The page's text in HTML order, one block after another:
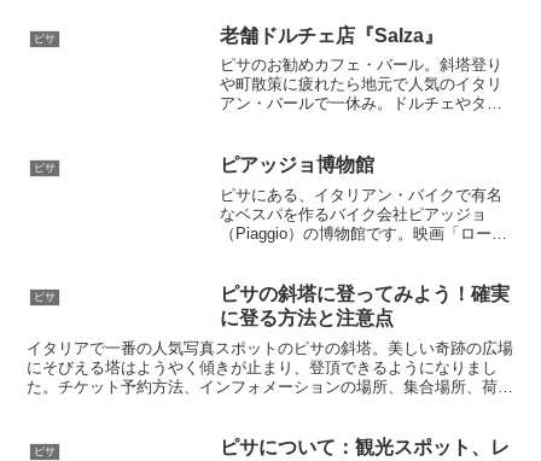
が佇んでいます。斜塔や大聖堂のほか、
もちろん写真必須のポイントです。
ピサ 老舗ドルチェ店『Salza』
ピサのお勧めカフェ・バール。斜塔登り
や町散策に疲れたら地元で人気のイタリ
アン・バールで一休み。ドルチェやタル
んカプチーノやカフェラテも美味しいで
ピサ ピアッジョ博物館
ピサにある、イタリアン・バイクで有名
なベスパを作るバイク会社ピアッジョ
（Piaggio）の博物館です。映画「ローマ
ピサ
ピサの斜塔に登ってみよう！確実
に登る方法と注意点
イタリアで一番の人気写真スポットのピサの斜塔。美しい奇跡の広場
にそびえる塔はようやく傾きが止まり、登頂できるようになりまし
た。チケット予約方法、インフォメーションの場所、集合場所、荷物
ピサ ピサについて：観光スポット、レ